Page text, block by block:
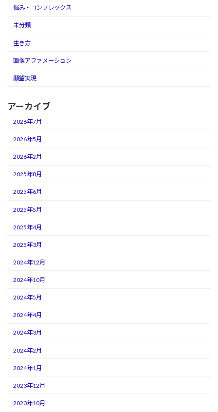
悩み・コンプレックス
未分類
生き方
画像アファメーション
願望実現
アーカイブ
2026年7月
2026年5月
2026年2月
2025年8月
2025年6月
2025年5月
2025年4月
2025年3月
2024年12月
2024年10月
2024年5月
2024年4月
2024年3月
2024年2月
2024年1月
2023年12月
2023年10月